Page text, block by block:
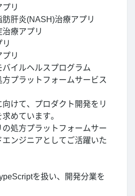
プリ
肪肝炎(NASH)治療アプリ
治療アプリ
リ
プリ
バイルヘルスプログラム
方プラットフォームサービス
けて、プロダクト開発をリ
めています。
処方プラットフォームサー
エンジニアとしてご活躍いた
を扱い、開発分業を